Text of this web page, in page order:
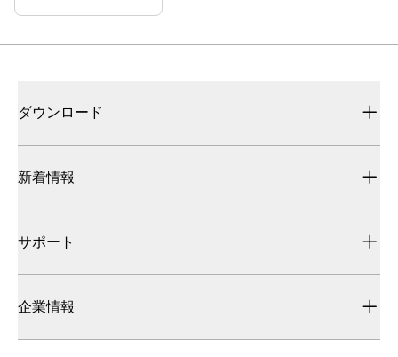
ダウンロード
新着情報
サポート
企業情報